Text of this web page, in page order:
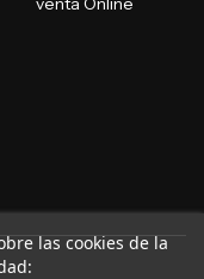
las cookies de la